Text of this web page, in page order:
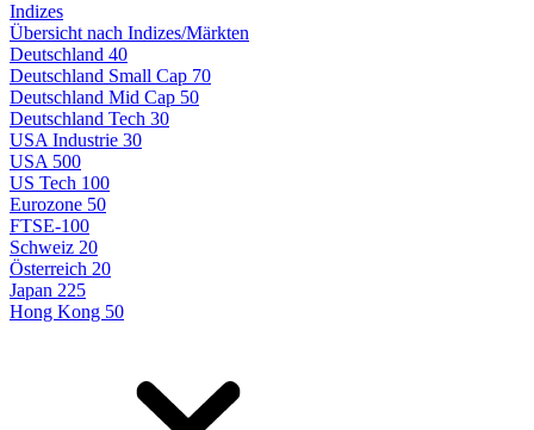
Indizes
Übersicht nach Indizes/Märkten
Deutschland 40
Deutschland Small Cap 70
Deutschland Mid Cap 50
Deutschland Tech 30
USA Industrie 30
USA 500
US Tech 100
Eurozone 50
FTSE-100
Schweiz 20
Österreich 20
Japan 225
Hong Kong 50